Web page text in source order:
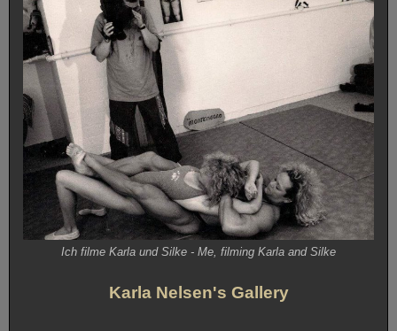
Ich filme Karla und Silke - Me, filming Karla and Silke
Karla Nelsen's Gallery